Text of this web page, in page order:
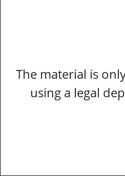
The material is
using a legal